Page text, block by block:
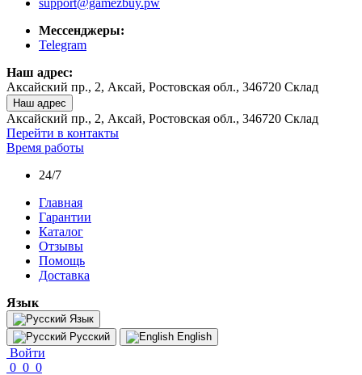
support@gamezbuy.pw
Мессенджеры:
Telegram
Наш адрес:
Аксайский пр., 2, Аксай, Ростовская обл., 346720 Склад
Наш адрес
Аксайский пр., 2, Аксай, Ростовская обл., 346720 Склад
Перейти в контакты
Время работы
24/7
Главная
Гарантии
Каталог
Отзывы
Помощь
Доставка
Язык
Язык
Русский
English
Войти
0 0 0